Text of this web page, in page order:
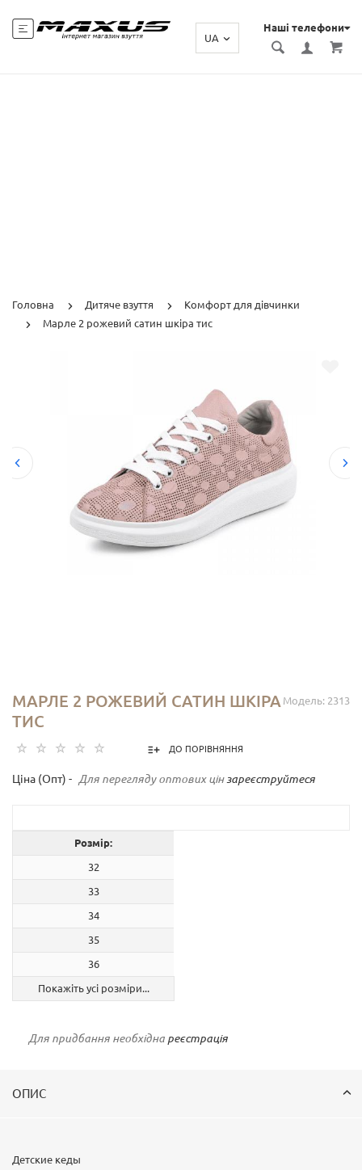
Наші телефони
UA
Головна Дитяче взуття
Комфорт для дівчинки
Марле 2 рожевий сатин шкіра тис
Модель: 2313
МАРЛЕ 2 РОЖЕВИЙ САТИН ШКІРА
ТИС
ДО ПОРІВНЯННЯ
Ціна (Опт) - Для перегляду оптових цін зареєструйтеся
Розмір:
32
33
34
35
36
Покажіть усі розміри...
Для придбання необхідна реєстрація
ОПИС
Детские кеды